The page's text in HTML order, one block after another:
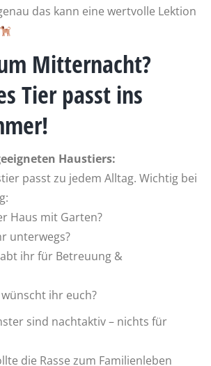
das kann eine wertvolle Lektion
Mitternacht?
Tier passt ins
Haustiers:
passt zu jedem Alltag. Wichtig bei
Haus mit Garten?
unterwegs?
ihr für Betreuung &
ihr euch?
sind nachtaktiv – nichts für
die Rasse zum Familienleben